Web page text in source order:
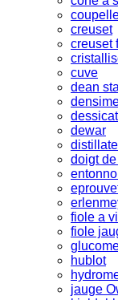
creuset
creuset
cuve
dean
dewar
doigt
fiole a
fiole
hublot
jauge